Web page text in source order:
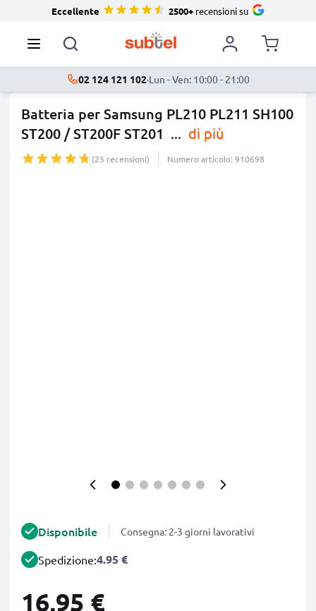
Eccellente 2500+recensioni su
02 124 121 102·Lun - Ven: 10:00 - 21:00
Batteria per Samsung PL210 PL211 SH100
ST200 / ST200F ST201 ... di più
(25 recensioni) Numero articolo: 910698
Disponibile Consegna: 2-3 giorni lavorativi
Spedizione:4.95 €
16,95 €